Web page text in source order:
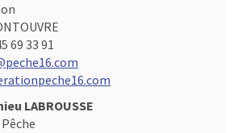
69 33 91
LABROUSSE